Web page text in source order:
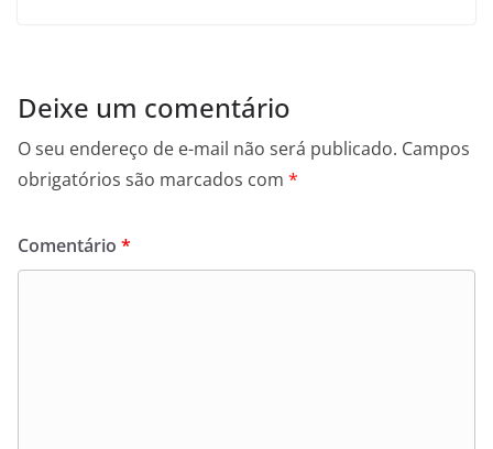
Deixe um comentário
O seu endereço de e-mail não será publicado. Campos
obrigatórios são marcados com *
Comentário *